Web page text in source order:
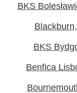
BKS
Blackburn
BKS
Benfica